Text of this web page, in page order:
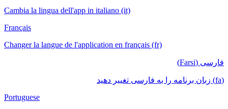
Cambia la lingua dell'app in italiano (it)
Français
Changer la langue de l'application en français (fr)
فارسی (Farsi)
(fa) زبان برنامه را به فارسی تغییر دهید
Portuguese